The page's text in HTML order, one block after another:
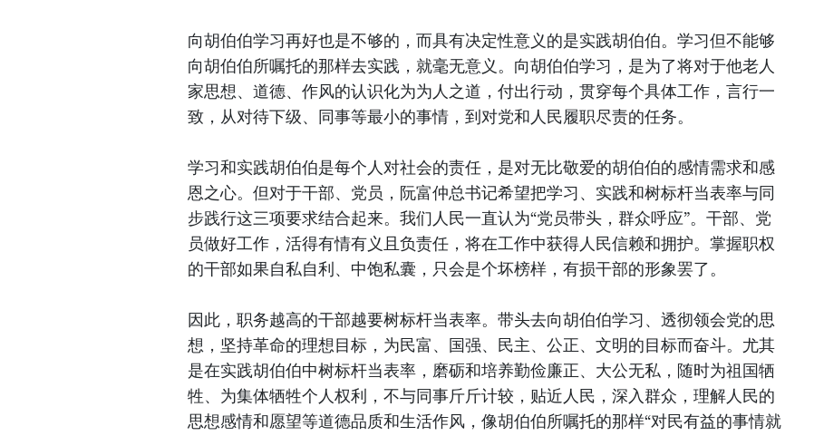
向胡伯伯学习再好也是不够的，而具有决定性意义的是实践胡伯伯。学习但不能够
向胡伯伯所嘱托的那样去实践，就毫无意义。向胡伯伯学习，是为了将对于他老人
家思想、道德、作风的认识化为为人之道，付出行动，贯穿每个具体工作，言行一
致，从对待下级、同事等最小的事情，到对党和人民履职尽责的任务。
学习和实践胡伯伯是每个人对社会的责任，是对无比敬爱的胡伯伯的感情需求和感
恩之心。但对于干部、党员，阮富仲总书记希望把学习、实践和树标杆当表率与同
步践行这三项要求结合起来。我们人民一直认为“党员带头，群众呼应”。干部、党
员做好工作，活得有情有义且负责任，将在工作中获得人民信赖和拥护。掌握职权
的干部如果自私自利、中饱私囊，只会是个坏榜样，有损干部的形象罢了。
因此，职务越高的干部越要树标杆当表率。带头去向胡伯伯学习、透彻领会党的思
想，坚持革命的理想目标，为民富、国强、民主、公正、文明的目标而奋斗。尤其
是在实践胡伯伯中树标杆当表率，磨砺和培养勤俭廉正、大公无私，随时为祖国牺
牲、为集体牺牲个人权利，不与同事斤斤计较，贴近人民，深入群众，理解人民的
思想感情和愿望等道德品质和生活作风，像胡伯伯所嘱托的那样“对民有益的事情就